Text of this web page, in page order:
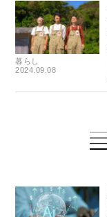
暮らし
2024.09.08